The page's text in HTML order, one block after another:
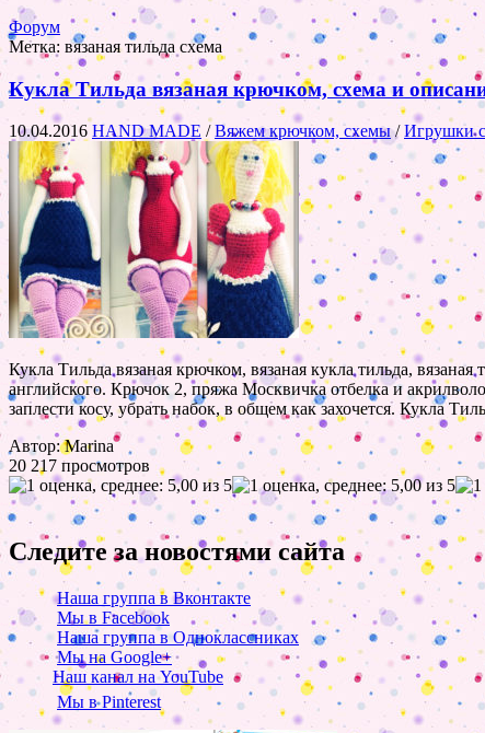
Форум
Метка: вязаная тильда схема
Кукла Тильда вязаная крючком, схема и
10.04.2016 HAND MADE /Вяжем крючком, схемы/Игрушки
Кукла Тильда вязаная крючком, вязаная кукла тильда,
английского. Крючок 2, пряжа Москвичка отбелка и
заплести косу, убрать набок, в общем как захочется. Кукла
Автор: Marina
20 217 просмотров
Следите за новостями сайта
Наша группа в Вконтакте
Мы в Facebook
Наша группа в Одноклассниках
Мы на Google+
Наш канал на YouTube
Мы в Pinterest